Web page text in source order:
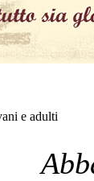
e adulti